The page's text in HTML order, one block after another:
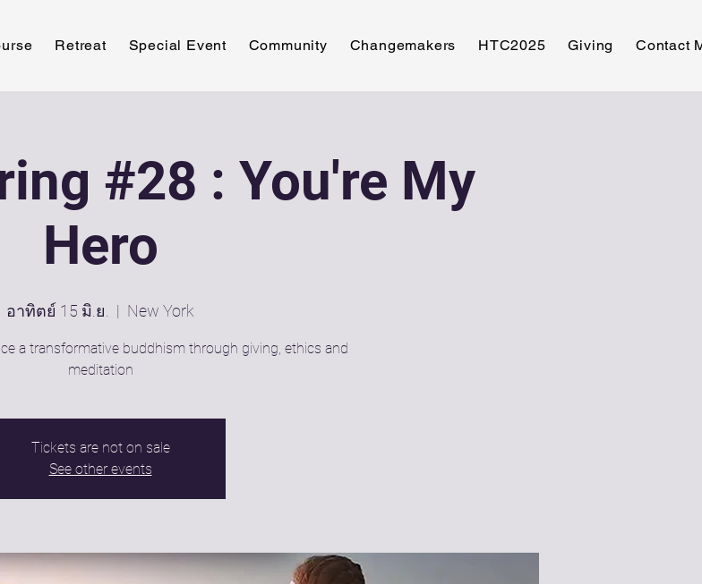
Retreat Special Event Community Changemakers HTC2025 Giving Contact
#28 : You're My
Hero
อาทิตย์ 15 มิ.ย.
  |
New York
a transformative buddhism through giving, ethics and
meditation
Tickets are not on sale
See other events